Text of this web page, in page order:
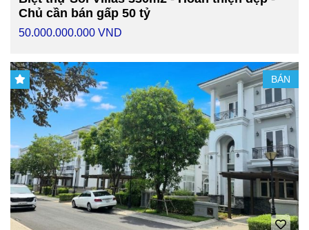
Chủ cần bán gấp 50 tỷ
50.000.000.000 VND
BÁN